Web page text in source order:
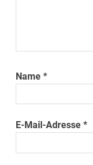
Name*
E-Mail-Adresse*